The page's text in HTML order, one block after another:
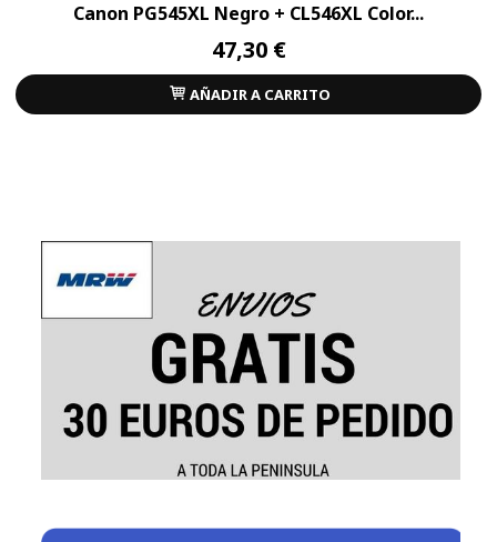
Canon PG545XL Negro + CL546XL Color...
47,30 €
AÑADIR A CARRITO